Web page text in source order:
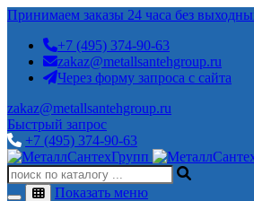
Принимаем заказы 24 часа без
+7 (495) 374-90-63
zakaz@metallsantehgroup.ru
Через форму запроса с сайта
zakaz@metallsantehgroup.ru
Быстрый запрос
+7 (495) 374-90-63
Показать меню